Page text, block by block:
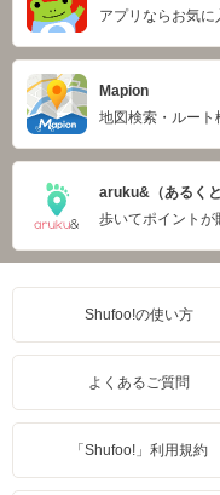
アプリならお気に
Mapion
地図検索・ルート
aruku&（あるくと
歩いてポイントが
Shufoo!の使い方
よくあるご質問
「Shufoo!」利用規約